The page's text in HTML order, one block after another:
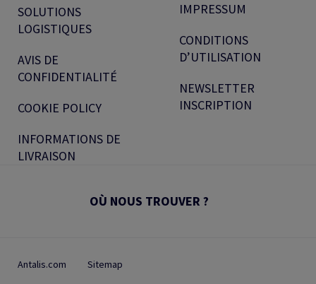
SOLUTIONS
LOGISTIQUES
AVIS DE
CONFIDENTIALITÉ
COOKIE POLICY
INFORMATIONS DE
LIVRAISON
IMPRESSUM
CONDITIONS
D’UTILISATION
NEWSLETTER
INSCRIPTION
OÙ NOUS TROUVER ?
Antalis.com
Sitemap